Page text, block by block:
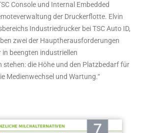
Console und Internal Embedded
der Druckerflotte. Elvin
Industriedrucker bei TSC Auto ID,
zwei der Hauptherausforderungen
in beengten industriellen
die Höhe und den Platzbedarf für
Medienwechsel und Wartung.“